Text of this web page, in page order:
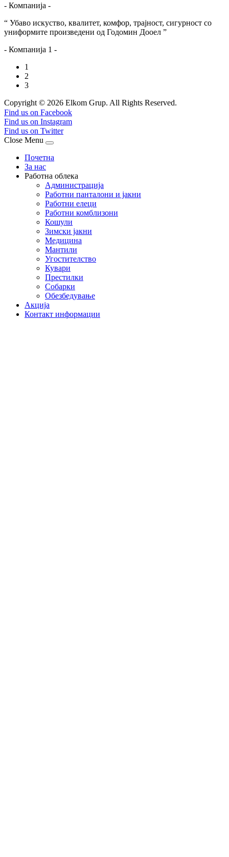
- Компанија -
“ Убаво искуство, квалитет, комфор, трајност, сигурност со
униформите произведени од Годомин Дооел ”
- Компанија 1 -
1
2
3
Copyright © 2026 Elkom Grup. All Rights Reserved.
Joomla! 3 Templates
Find us on Facebook
Find us on Instagram
Find us on Twitter
Close Menu
Почетна
За нас
Работна облека
Администрација
Работни панталони и јакни
Работни елеци
Работни комблизони
Кошули
Зимски јакни
Медицина
Мантили
Угостителство
Кувари
Престилки
Собарки
Обезбедување
Акција
Контакт информации